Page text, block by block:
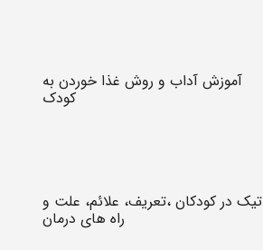
آموزش آداب و روش غذا خوردن به
کودک
تیک در کودکان ،تعریف، علائم، علت و
راه های درمان